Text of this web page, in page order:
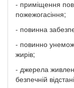
- приміщення
пожежогасіння;
- повинна
- повинно
жирів;
- джерела
безпечній